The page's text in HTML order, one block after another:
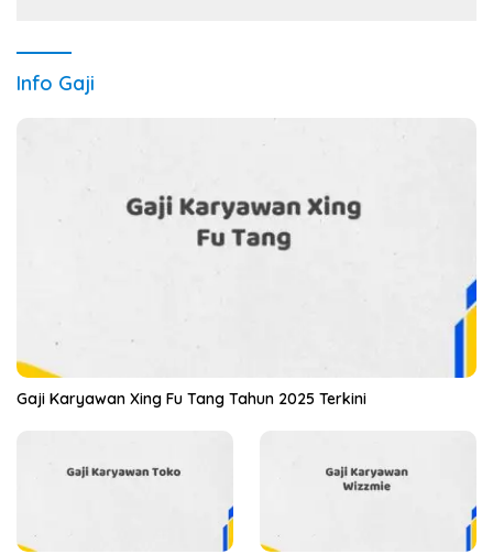
Info Gaji
Gaji Karyawan Xing Fu Tang Tahun 2025 Terkini